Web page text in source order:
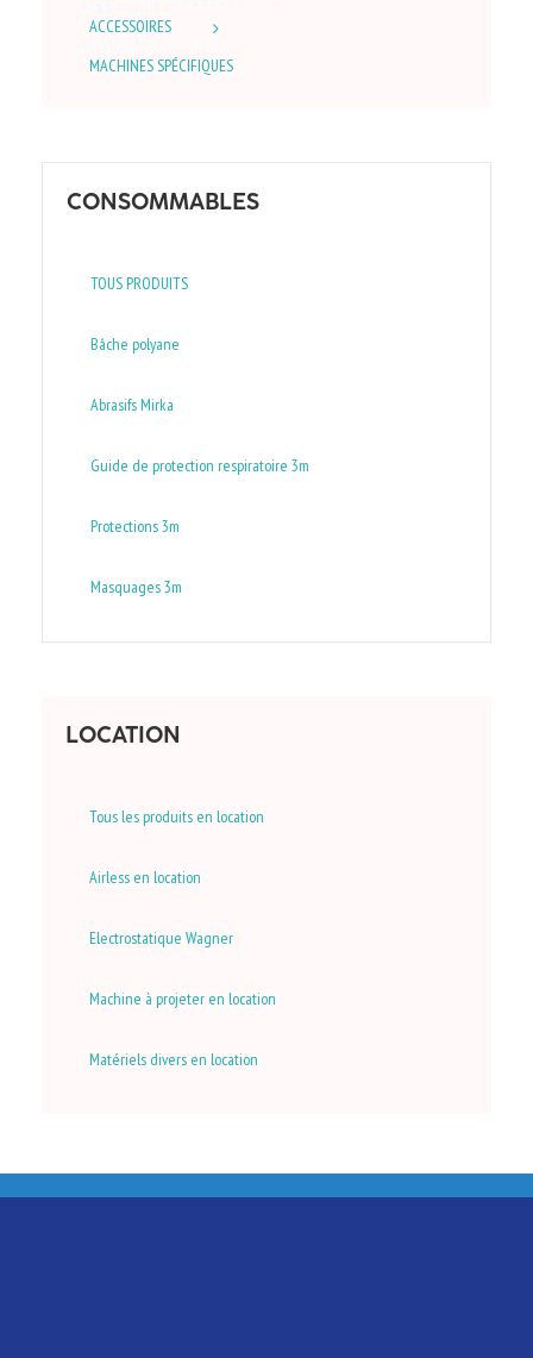
ACCESSOIRES
MACHINES SPÉCIFIQUES
CONSOMMABLES
TOUS PRODUITS
Bâche polyane
Abrasifs Mirka
Guide de protection respiratoire 3m
Protections 3m
Masquages 3m
LOCATION
Tous les produits en location
Airless en location
Electrostatique Wagner
Machine à projeter en location
Matériels divers en location